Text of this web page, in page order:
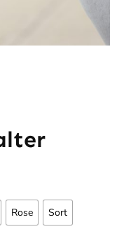
Rose Sort